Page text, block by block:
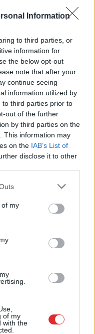
Information
to third parties, or
information for
the below opt-out
note that after your
continue seeing
information utilized by
to third parties prior to
out of the further
by third parties on the
This information may
on the IAB’s List of
disclose it to other
one or more Google
You may click to
its third-party tags to
in below Google
of my
of my
with the
Kareļins
caur
Tas bija
Osiņa dalās
atmiņu stāstā par